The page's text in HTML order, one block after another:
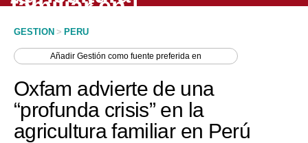
Economía
Mercados
GESTION > PERU
AñadirGestión como fuente preferida en
Oxfam advierte de una
“profunda crisis” en la
agricultura familiar en Perú